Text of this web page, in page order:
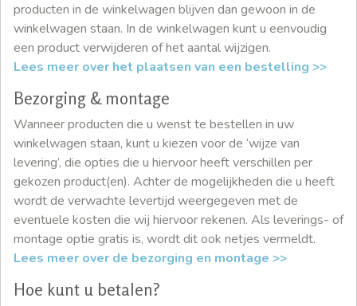
producten in de winkelwagen blijven dan gewoon in de
winkelwagen staan. In de winkelwagen kunt u eenvoudig
een product verwijderen of het aantal wijzigen.
Lees meer over het plaatsen van een bestelling >>
Bezorging & montage
Wanneer producten die u wenst te bestellen in uw
winkelwagen staan, kunt u kiezen voor de ‘wijze van
levering’, die opties die u hiervoor heeft verschillen per
gekozen product(en). Achter de mogelijkheden die u heeft
wordt de verwachte levertijd weergegeven met de
eventuele kosten die wij hiervoor rekenen. Als leverings- of
montage optie gratis is, wordt dit ook netjes vermeldt.
Lees meer over de bezorging en montage >>
Hoe kunt u betalen?